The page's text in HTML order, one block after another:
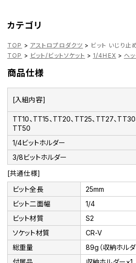
カテゴリ
TOP > アストロプロダクツ > ビット いじり止
TOP > ビット/ビットソケット > 1/4HEX > ヘ
商品仕様
[入組内容]
TT10、TT15、TT20、TT25、TT27、TT30
TT50
1/4ビットホルダー
3/8ビットホルダー
[共通仕様]
ビット全長
25mm
ビット二面幅
1/4
ビット材質
S2
ソケット材質
CR-V
総重量
89g（収納ホルダ